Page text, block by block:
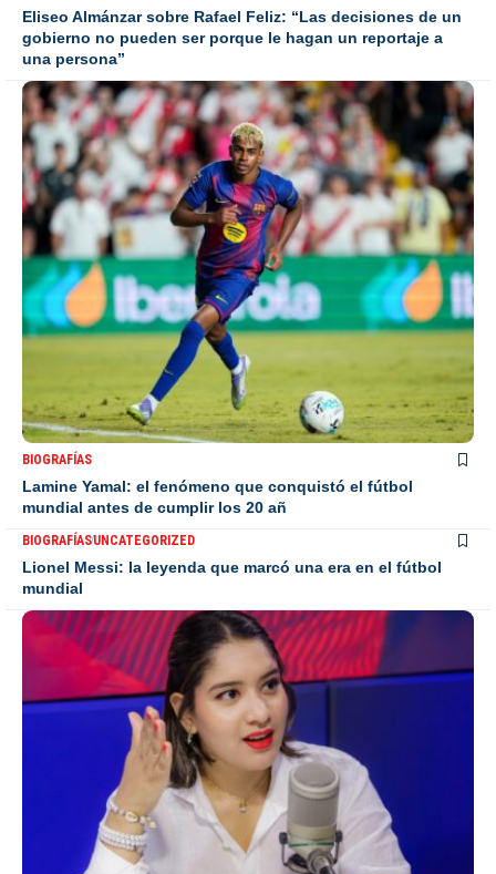
Eliseo Almánzar sobre Rafael Feliz: “Las decisiones de un
gobierno no pueden ser porque le hagan un reportaje a
una persona”
BIOGRAFÍAS
Lamine Yamal: el fenómeno que conquistó el fútbol
mundial antes de cumplir los 20 añ
BIOGRAFÍASUNCATEGORIZED
Lionel Messi: la leyenda que marcó una era en el fútbol
mundial